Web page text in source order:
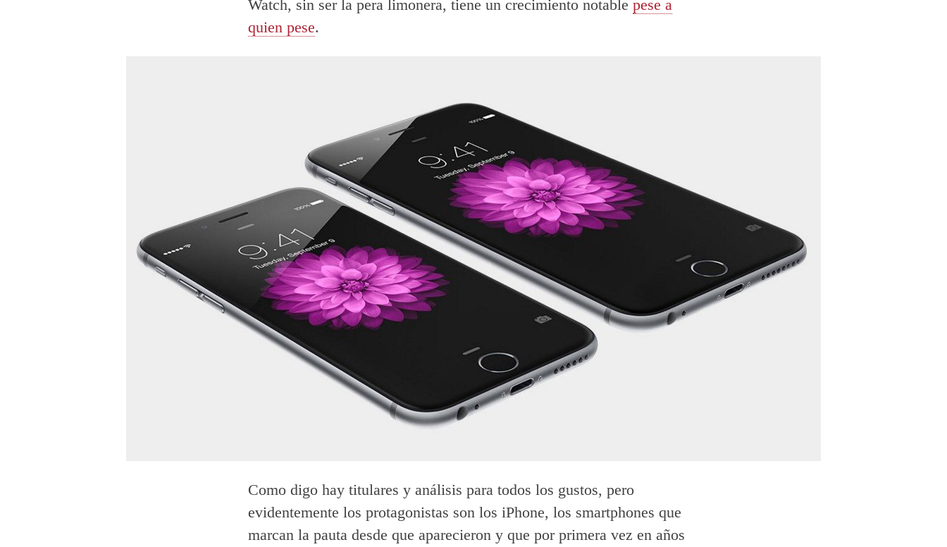
Watch, sin ser la pera limonera, tiene un crecimiento notable pese a
quien pese.
Como digo hay titulares y análisis para todos los gustos, pero
evidentemente los protagonistas son los iPhone, los smartphones que
marcan la pauta desde que aparecieron y que por primera vez en años